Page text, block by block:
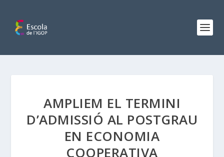
AMPLIEM EL TERMINI
D’ADMISSIÓ AL POSTGRAU
EN ECONOMIA
COOPERATIVA